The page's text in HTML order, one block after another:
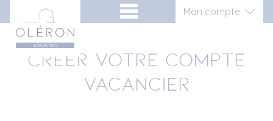
au
contenu
Mon compte
Inscription vacancier
Inscription propriétaire
Créer votre compte
vacancier
Panneau de gestion des cookies